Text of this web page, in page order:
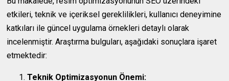
etkileri, teknik ve içeriksel gereklilikleri, kullanıcı deneyimine
katkıları ile güncel uygulama örnekleri detaylı olarak
incelenmiştir. Araştırma bulguları, aşağıdaki sonuçlara işaret
etmektedir:
Teknik Optimizasyonun Önemi: